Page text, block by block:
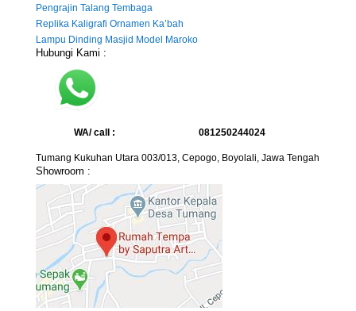
Pengrajin Talang Tembaga
Replika Kaligrafi Ornamen Ka’bah
Lampu Dinding Masjid Model Maroko
Hubungi Kami :
WA/ call : 081250244024
Tumang Kukuhan Utara 003/013, Cepogo, Boyolali, Jawa Tengah
Showroom :